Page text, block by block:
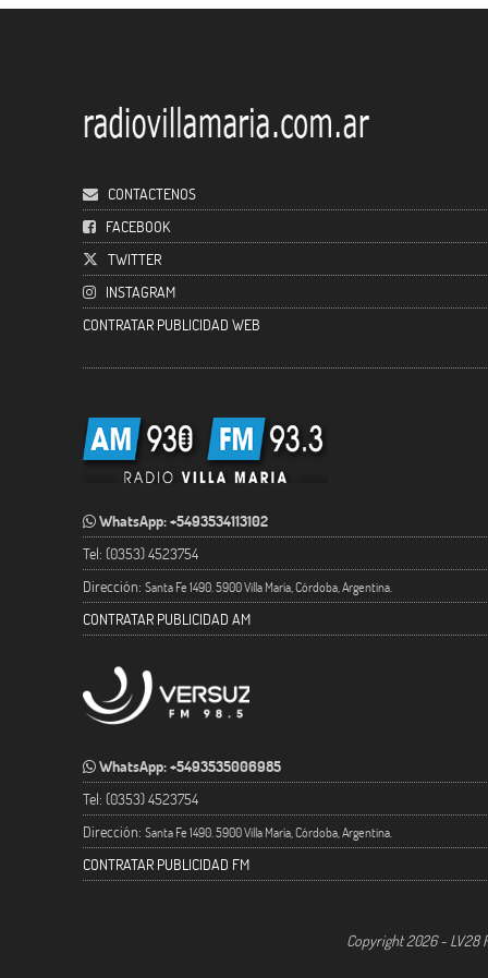
CONTACTENOS
FACEBOOK
TWITTER
INSTAGRAM
CONTRATAR PUBLICIDAD WEB
WhatsApp: +5493534113102
Tel: (0353) 4523754
Dirección: Santa Fe 1490. 5900 Villa María, Córdoba, Argentina.
CONTRATAR PUBLICIDAD AM
WhatsApp: +5493535006985
Tel: (0353) 4523754
Dirección: Santa Fe 1490. 5900 Villa María, Córdoba, Argentina.
CONTRATAR PUBLICIDAD FM
Copyright 2026 - LV28